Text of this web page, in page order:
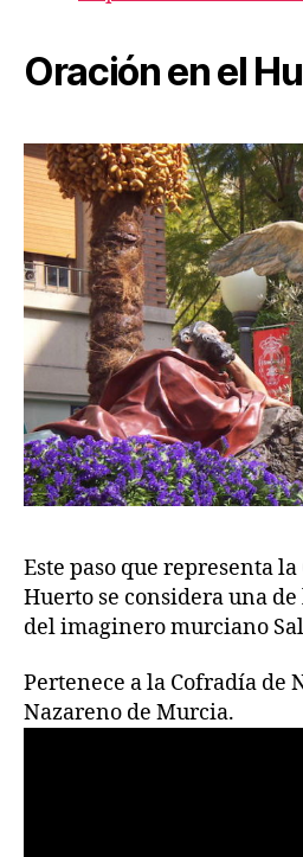
Oración en el
Este paso que representa
Huerto se considera una
del imaginero murciano
Pertenece a la Cofradía de
Nazareno de Murcia.